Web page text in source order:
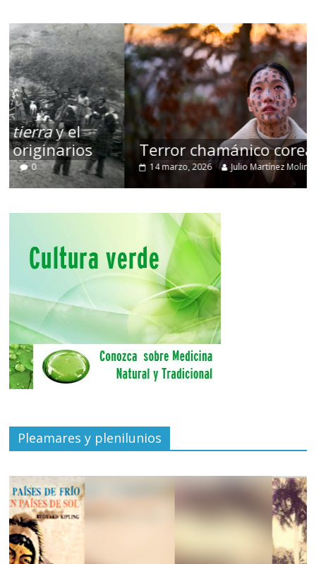
Terror chamánico coreano
14 marzo, 2026 Julio Martínez Molina 0
Pleamares y plenilunios